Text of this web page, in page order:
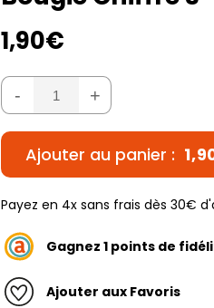
1,90€
- +
Ajouter au panier :
Payez en 4x sans frais dès 30€
Gagnez1 points de
Ajouter aux Favoris